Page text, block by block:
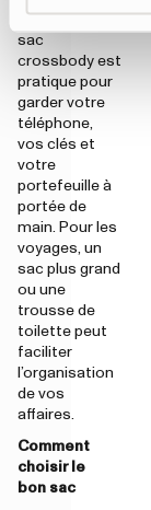
tandis qu’un
sac
crossbody est
pratique pour
garder votre
téléphone,
vos clés et
votre
portefeuille à
portée de
main. Pour les
voyages, un
sac plus grand
ou une
trousse de
toilette peut
faciliter
l’organisation
de vos
affaires.
Comment
choisir le
bon sac